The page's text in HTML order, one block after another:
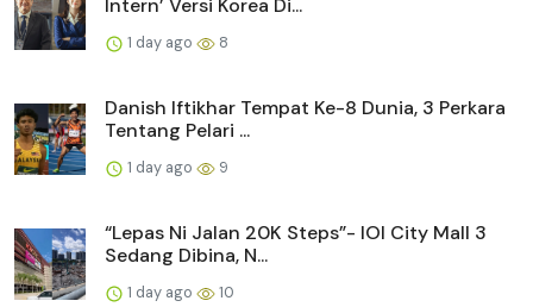
Intern’ Versi Korea Di...
1 day ago 8
Danish Iftikhar Tempat Ke-8 Dunia, 3 Perkara
Tentang Pelari ...
1 day ago 9
“Lepas Ni Jalan 20K Steps”- IOI City Mall 3
Sedang Dibina, N...
1 day ago 10